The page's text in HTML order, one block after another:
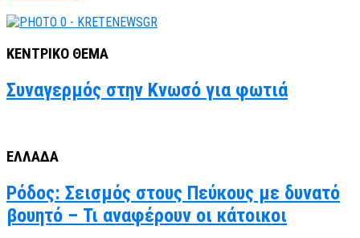
ΚΕΝΤΡΙΚΟ ΘΕΜΑ
Συναγερμός στην Κνωσό για φωτιά
ΕΛΛΑΔΑ
Ρόδος: Σεισμός στους Πεύκους με δυνατό
βουητό – Τι αναφέρουν οι κάτοικοι